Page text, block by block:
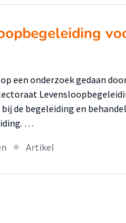
een onderzoek gedaan
de begeleiding en
…
Artikel